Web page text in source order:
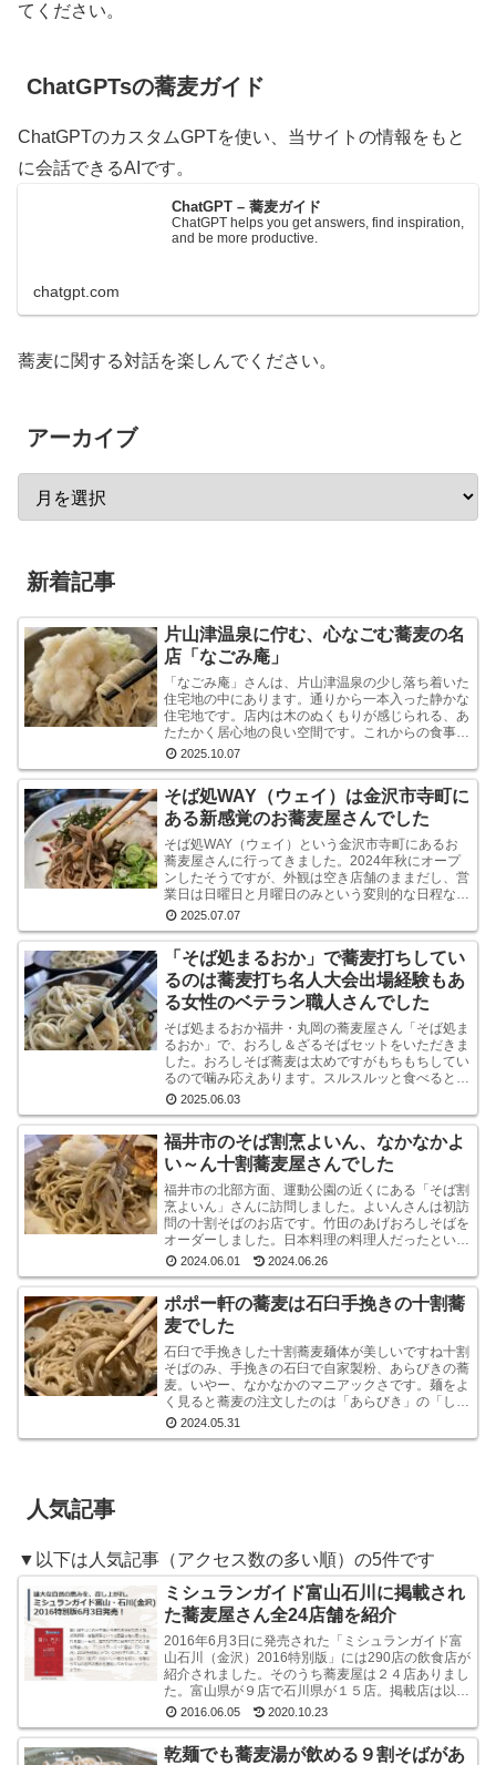
てください。
ChatGPTsの蕎麦ガイド
ChatGPTのカスタムGPTを使い、当サイトの情報をもと
に会話できるAIです。
ChatGPT – 蕎麦ガイド
ChatGPT helps you get answers, find inspiration,
and be more productive.
chatgpt.com
蕎麦に関する対話を楽しんでください。
アーカイブ
新着記事
片山津温泉に佇む、心なごむ蕎麦の名
店「なごみ庵」
「なごみ庵」さんは、片山津温泉の少し落ち着いた
住宅地の中にあります。通りから一本入った静かな
住宅地です。店内は木のぬくもりが感じられる、あ
たたかく居心地の良い空間です。これからの食事へ
の期待が自然と高まります。メニューを拝見する
と、様々なお...
2025.10.07
そば処WAY（ウェイ）は金沢市寺町に
ある新感覚のお蕎麦屋さんでした
そば処WAY（ウェイ）という金沢市寺町にあるお
蕎麦屋さんに行ってきました。2024年秋にオープ
ンしたそうですが、外観は空き店舗のままだし、営
業日は日曜日と月曜日のみという変則的な日程なの
で、まだ認知度はそれほど高くないようです。しか
し、店内...
2025.07.07
「そば処まるおか」で蕎麦打ちしてい
るのは蕎麦打ち名人大会出場経験もあ
る女性のベテラン職人さんでした
そば処まるおか福井・丸岡の蕎麦屋さん「そば処ま
るおか」で、おろし＆ざるそばセットをいただきま
した。おろしそば蕎麦は太めですがもちもちしてい
るので噛み応えあります。スルスルッと食べるとい
うより感で味わう系です。うまいです。※なお、お
ろしそばに...
2025.06.03
福井市のそば割烹よいん、なかなかよ
い～ん十割蕎麦屋さんでした
福井市の北部方面、運動公園の近くにある「そば割
烹よいん」さんに訪問しました。よいんさんは初訪
問の十割そばのお店です。竹田のあげおろしそばを
オーダーしました。日本料理の料理人だったという
店主が蕎麦屋として運営されています。メニューは
蕎麦屋らし...
2024.06.01 2024.06.26
ポポー軒の蕎麦は石臼手挽きの十割蕎
麦でした
石臼で手挽きした十割蕎麦麺体が美しいですね十割
そばのみ、手挽きの石臼で自家製粉、あらびきの蕎
麦。いやー、なかなかのマニアックさです。麺をよ
く見ると蕎麦の注文したのは「あらびき」の「しょ
うゆおろし」と「塩おろし」の二種です。温かい蕎
麦も選べる...
2024.05.31
人気記事
▼以下は人気記事（アクセス数の多い順）の5件です
ミシュランガイド富山石川に掲載され
た蕎麦屋さん全24店舗を紹介
2016年6月3日に発売された「ミシュランガイド富
山石川（金沢）2016特別版」には290店の飲食店が
紹介されました。そのうち蕎麦屋は２４店ありまし
た。富山県が９店で石川県が１５店。掲載店は以下
のとおりです。ミシュラン・ガイド富山石川（金
2016.06.05 2020.10.23
乾麺でも蕎麦湯が飲める９割そばがあ